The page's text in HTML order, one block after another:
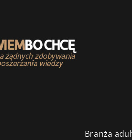
Branża